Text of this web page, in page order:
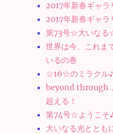
2017年新春ギャラ
2017年新春ギャラ
第73号☆大いな
世界は今、これま
いるの巻
☆16☆のミラクル♪
beyond through
超える！
第74号☆ようこそ
大いなる光とと